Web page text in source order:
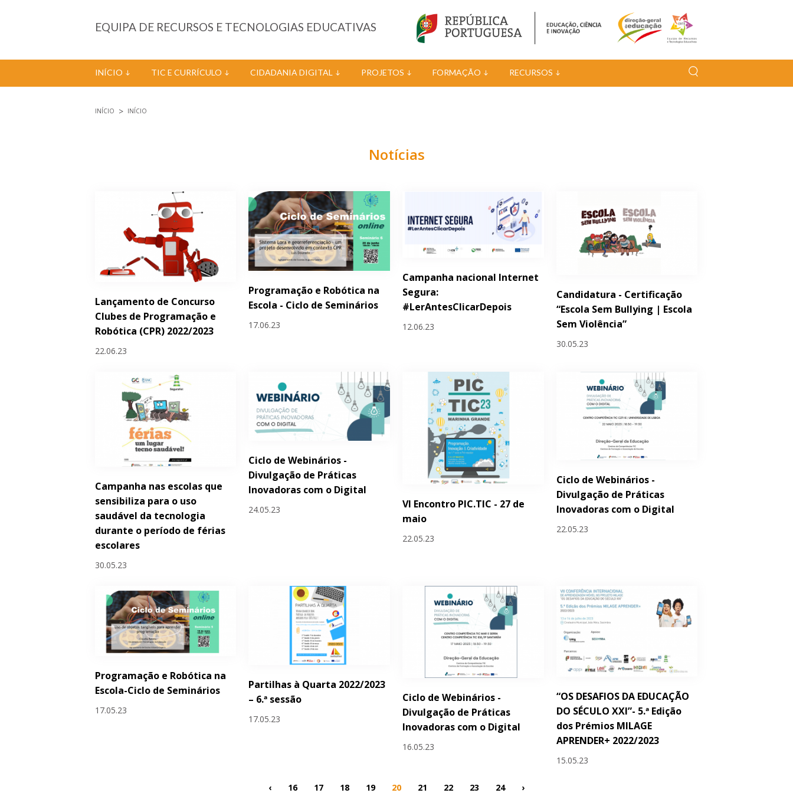
EQUIPA DE RECURSOS E TECNOLOGIAS EDUCATIVAS
INÍCIO TIC E CURRÍCULO CIDADANIA DIGITAL PROJETOS FORMAÇÃO RECURSOS
INÍCIO INÍCIO
Notícias
Lançamento de Concurso
Clubes de Programação e
Robótica (CPR) 2022/2023
22.06.23
Programação e Robótica na
Escola - Ciclo de Seminários
17.06.23
Campanha nacional Internet
Segura:
#LerAntesClicarDepois
12.06.23
Candidatura - Certificação
“Escola Sem Bullying | Escola
Sem Violência”
30.05.23
Campanha nas escolas que
sensibiliza para o uso
saudável da tecnologia
durante o período de férias
escolares
30.05.23
Ciclo de Webinários -
Divulgação de Práticas
Inovadoras com o Digital
24.05.23
VI Encontro PIC.TIC - 27 de
maio
22.05.23
Ciclo de Webinários -
Divulgação de Práticas
Inovadoras com o Digital
22.05.23
Programação e Robótica na
Escola-Ciclo de Seminários
17.05.23
Partilhas à Quarta 2022/2023
– 6.ª sessão
17.05.23
Ciclo de Webinários -
Divulgação de Práticas
Inovadoras com o Digital
16.05.23
“OS DESAFIOS DA EDUCAÇÃO
DO SÉCULO XXI”- 5.ª Edição
dos Prémios MILAGE
APRENDER+ 2022/2023
15.05.23
‹ 16 17 18 19 20 21 22 23 24 ›